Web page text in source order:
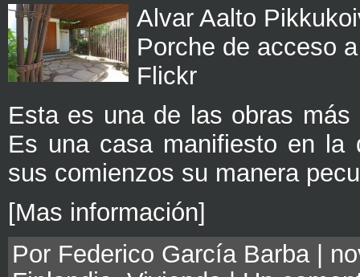
Alvar Aalto
Porche de acceso
Flickr
Esta es una de las obras
Es una casa manifiesto en la
sus comienzos su manera
[Mas información]
Por Federico García Barba |